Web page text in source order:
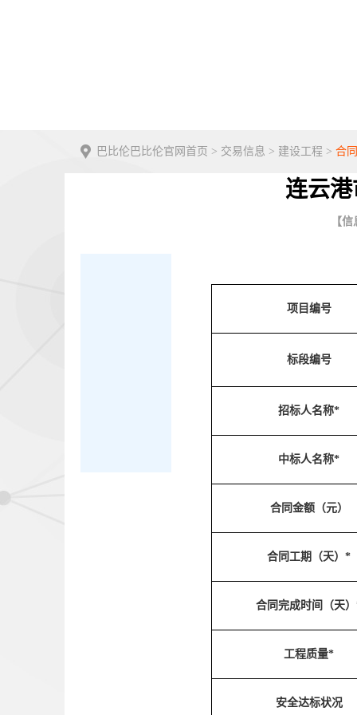
巴比伦巴比伦官网首页 > 交易信息 > 建设工程 > 合
连云
【
项目编号
标段编号
招标人名称*
中标人名称*
合同金额（元）
合同工期（天）*
合同完成时间（天
工程质量*
安全达标状况